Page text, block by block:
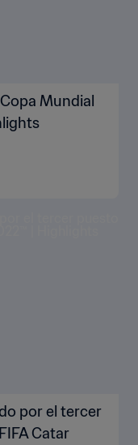
Mundial
por el tercer
Catar